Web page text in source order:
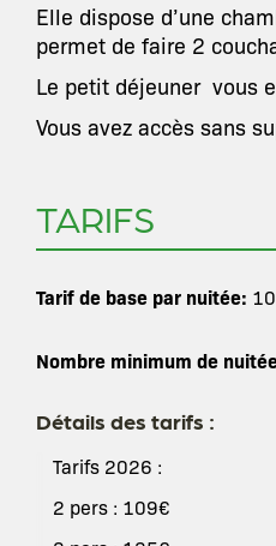
Elle dispose d’une
permet de faire 2
Le petit déjeuner vous
Vous avez accès sans
TARIFS
Tarif de base par nuitée:
Nombre minimum de
Détails des tarifs :
Tarifs 2026 :
2 pers : 109€